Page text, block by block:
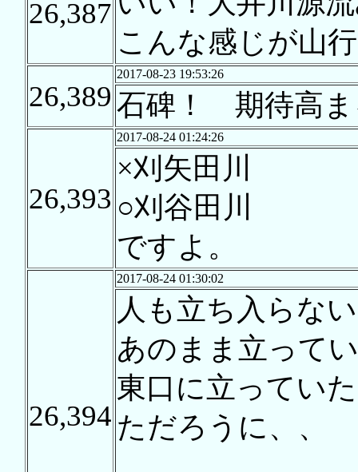
26,387
こんな感じが山
26,389
2017-08-23 19:53:26
石碑！ 期待高ま
26,393
2017-08-24 01:24:26
×刈矢田川
○刈谷田川
ですよ。
26,394
2017-08-24 01:30:02
人も立ち入らな
あのまま立って
東口に立ってい
ただろうに、、